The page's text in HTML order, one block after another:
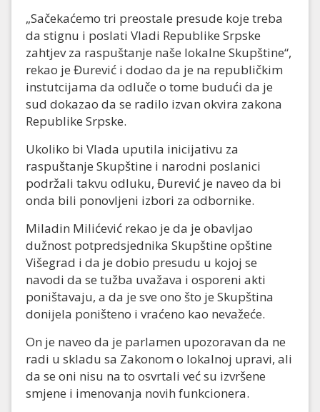
„Sačekaćemo tri preostale presude koje treba
da stignu i poslati Vladi Republike Srpske
zahtjev za raspuštanje naše lokalne Skupštine“,
rekao je Đurević i dodao da je na republičkim
instutcijama da odluče o tome budući da je
sud dokazao da se radilo izvan okvira zakona
Republike Srpske.
Ukoliko bi Vlada uputila inicijativu za
raspuštanje Skupštine i narodni poslanici
podržali takvu odluku, Đurević je naveo da bi
onda bili ponovljeni izbori za odbornike.
Miladin Milićević rekao je da je obavljao
dužnost potpredsjednika Skupštine opštine
Višegrad i da je dobio presudu u kojoj se
navodi da se tužba uvažava i osporeni akti
poništavaju, a da je sve ono što je Skupština
donijela poništeno i vraćeno kao nevažeće.
On je naveo da je parlamen upozoravan da ne
radi u skladu sa Zakonom o lokalnoj upravi, ali
da se oni nisu na to osvrtali već su izvršene
smjene i imenovanja novih funkcionera.